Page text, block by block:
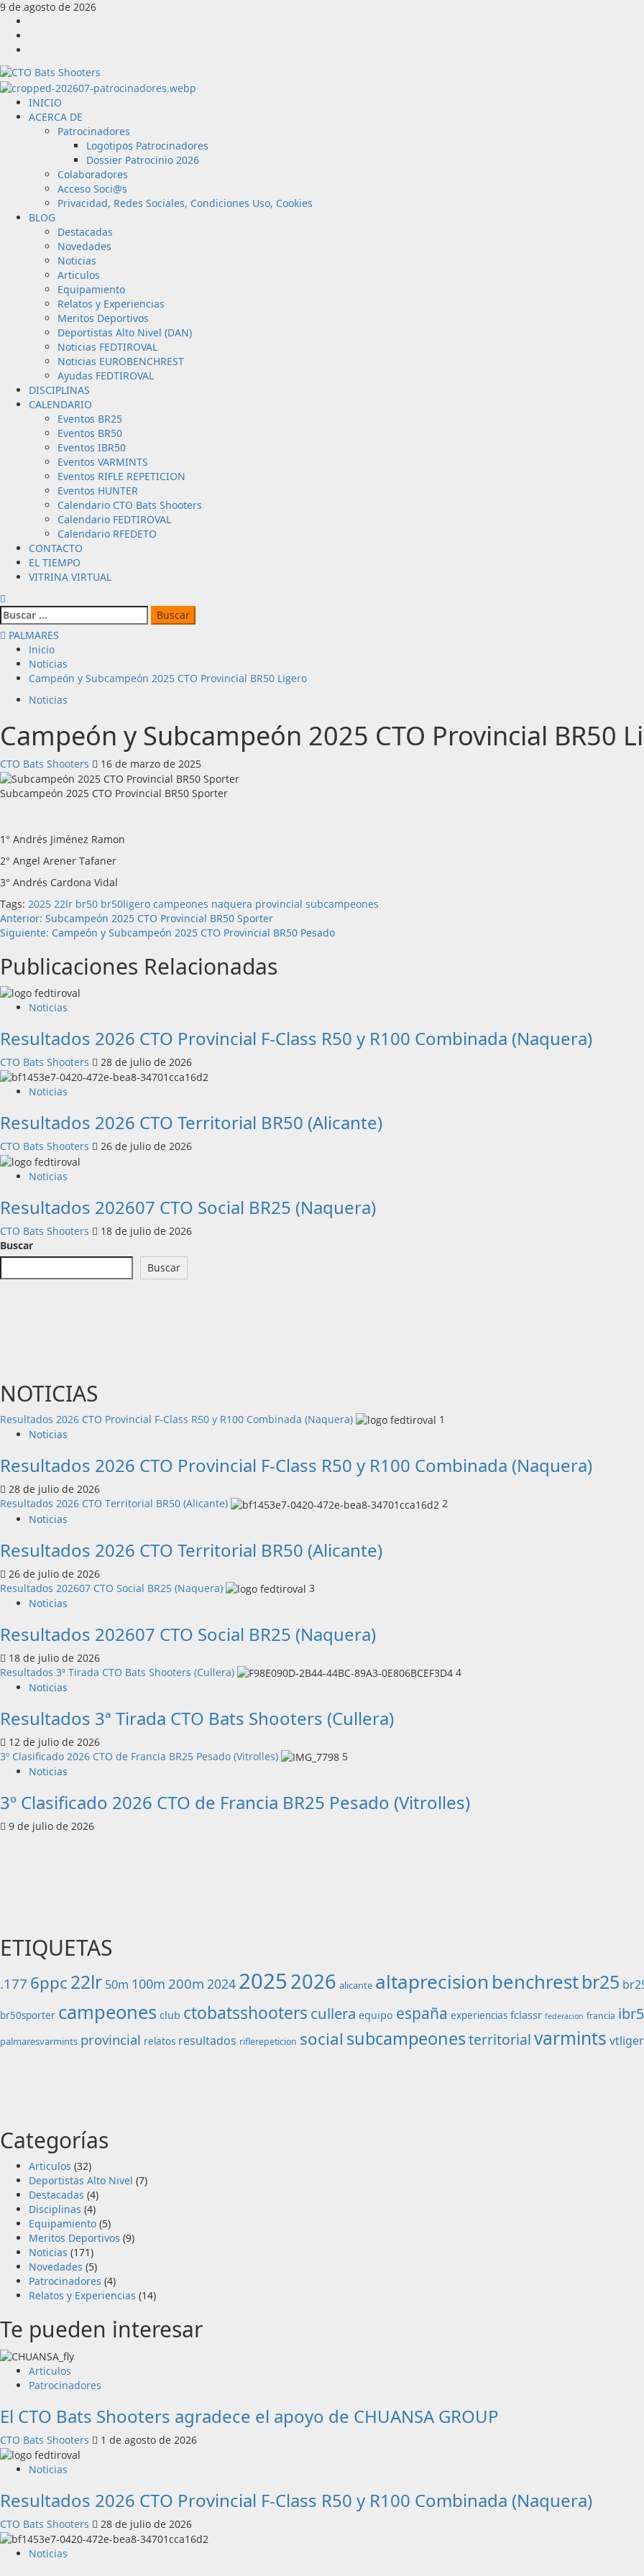
Saltar
contenido
9 de agosto de 2026
Menú
principal
INICIO
ACERCA DE
Patrocinadores
Logotipos Patrocinadores
Dossier Patrocinio 2026
Colaboradores
Acceso Soci@s
Privacidad, Redes Sociales, Condiciones Uso, Cookies
BLOG
Destacadas
Novedades
Noticias
Articulos
Equipamiento
Relatos y Experiencias
Meritos Deportivos
Deportistas Alto Nivel (DAN)
Noticias FEDTIROVAL
Noticias EUROBENCHREST
Ayudas FEDTIROVAL
DISCIPLINAS
CALENDARIO
Eventos BR25
Eventos BR50
Eventos IBR50
Eventos VARMINTS
Eventos RIFLE REPETICION
Eventos HUNTER
Calendario CTO Bats Shooters
Calendario FEDTIROVAL
Calendario RFEDETO
CONTACTO
EL TIEMPO
VITRINA VIRTUAL
Buscar:
PALMARES
Inicio
Noticias
Campeón y Subcampeón 2025 CTO Provincial BR50 Ligero
Noticias
Campeón y Subcampeón 2025 CTO Provincial BR50
CTO Bats Shooters 16 de marzo de 2025
Subcampeón 2025 CTO Provincial BR50 Sporter
1° Andrés Jiménez Ramon
2° Angel Arener Tafaner
3° Andrés Cardona Vidal
Tags: 2025 22lr br50 br50ligero campeones naquera provincial subcampeones
Navegación
de
entradas
Anterior: Subcampeón 2025 CTO Provincial BR50 Sporter
Siguiente: Campeón y Subcampeón 2025 CTO Provincial BR50 Pesado
Publicaciones Relacionadas
Noticias
Resultados 2026 CTO Provincial F-Class R50 y R100 Combinada (Naquera)
CTO Bats Shooters 28 de julio de 2026
Noticias
Resultados 2026 CTO Territorial BR50 (Alicante)
CTO Bats Shooters 26 de julio de 2026
Noticias
Resultados 202607 CTO Social BR25 (Naquera)
CTO Bats Shooters
18 de julio de 2026
Buscar
Buscar
NOTICIAS
Resultados 2026 CTO Provincial F-Class R50 y R100 Combinada (Naquera)
1
Noticias
Resultados 2026 CTO Provincial F-Class R50 y R100 Combinada (Naquera)
28 de julio de 2026
Resultados 2026 CTO Territorial BR50 (Alicante)
2
Noticias
Resultados 2026 CTO Territorial BR50 (Alicante)
26 de julio de 2026
Resultados 202607 CTO Social BR25 (Naquera)
3
Noticias
Resultados 202607 CTO Social BR25 (Naquera)
18 de julio de 2026
Resultados 3ª Tirada CTO Bats Shooters (Cullera)
4
Noticias
Resultados 3ª Tirada CTO Bats Shooters (Cullera)
12 de julio de 2026
3º Clasificado 2026 CTO de Francia BR25 Pesado (Vitrolles)
5
Noticias
3º Clasificado 2026 CTO de Francia BR25 Pesado (Vitrolles)
9 de julio de 2026
ETIQUETAS
.177 6ppc22lr 50m 100m 200m 2024 20252026 alicante altaprecision benchrestbr25
br50sporter campeones club ctobatsshooters cullera equipo españa experiencias fclassr federacion francia
palmaresvarmints provincial relatos resultados riflerepeticion social subcampeonesterritorialvarmints
Categorías
Articulos (32)
Deportistas Alto Nivel (7)
Destacadas (4)
Disciplinas (4)
Equipamiento (5)
Meritos Deportivos (9)
Noticias (171)
Novedades (5)
Patrocinadores (4)
Relatos y Experiencias (14)
Te pueden interesar
Articulos
Patrocinadores
El CTO Bats Shooters agradece el apoyo de CHUANSA GROUP
CTO Bats Shooters 1 de agosto de 2026
Noticias
Resultados 2026 CTO Provincial F-Class R50 y R100 Combinada (Naquera)
CTO Bats Shooters 28 de julio de 2026
Noticias